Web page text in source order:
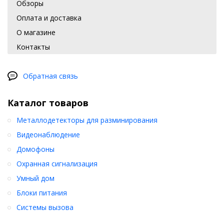
Обзоры
Оплата и доставка
О магазине
Контакты
Обратная связь
Каталог товаров
Металлодетекторы для разминирования
Видеонаблюдение
Домофоны
Охранная сигнализация
Умный дом
Блоки питания
Системы вызова